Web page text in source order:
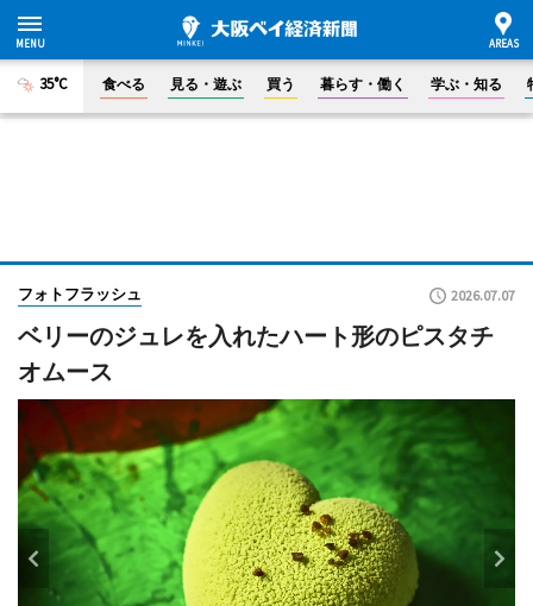
35°C 食べる 見る・遊ぶ 買う 暮らす・働く 学ぶ・知る
フォトフラッシュ 2026.07.07
ベリーのジュレを入れたハート形のピスタチ
オムース